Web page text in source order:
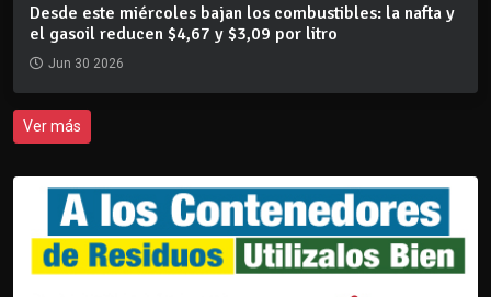
Desde este miércoles bajan los combustibles: la nafta y
el gasoil reducen $4,67 y $3,09 por litro
Jun 30 2026
Ver más